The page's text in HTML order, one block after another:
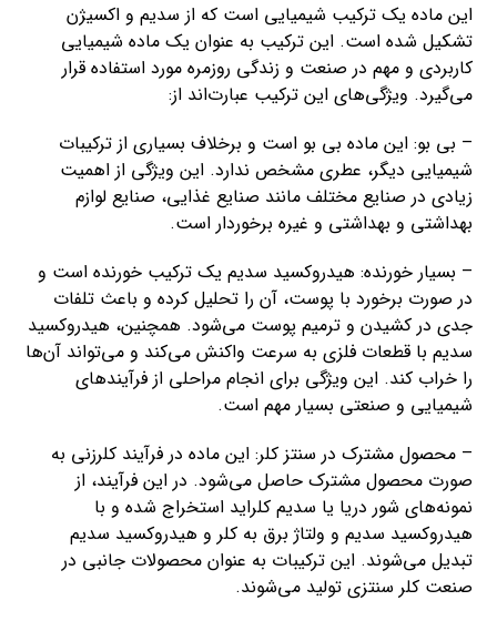
این ماده یک ترکیب شیمیایی است که از سدیم و اکسیژن
تشکیل شده است. این ترکیب به عنوان یک ماده شیمیایی
کاربردی و مهم در صنعت و زندگی روزمره مورد استفاده قرار
می‌گیرد. ویژگی‌های این ترکیب عبارت‌اند از:
– بی بو: این ماده بی بو است و برخلاف بسیاری از ترکیبات
شیمیایی دیگر، عطری مشخص ندارد. این ویژگی از اهمیت
زیادی در صنایع مختلف مانند صنایع غذایی، صنایع لوازم
بهداشتی و بهداشتی و غیره برخوردار است.
– بسیار خورنده: هیدروکسید سدیم یک ترکیب خورنده است و
در صورت برخورد با پوست، آن را تحلیل کرده و باعث تلفات
جدی در کشیدن و ترمیم پوست می‌شود. همچنین، هیدروکسید
سدیم با قطعات فلزی به سرعت واکنش می‌کند و می‌تواند آن‌ها
را خراب کند. این ویژگی برای انجام مراحلی از فرآیندهای
شیمیایی و صنعتی بسیار مهم است.
– محصول مشترک در سنتز کلر: این ماده در فرآیند کلرزنی به
صورت محصول مشترک حاصل می‌شود. در این فرآیند، از
نمونه‌های شور دریا یا سدیم کلراید استخراج شده و با
هیدروکسید سدیم و ولتاژ برق به کلر و هیدروکسید سدیم
تبدیل می‌شوند. این ترکیبات به عنوان محصولات جانبی در
صنعت کلر سنتزی تولید می‌شوند.